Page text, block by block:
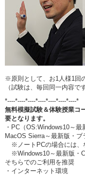
※原則として、お1人様1回
（試験は、毎回同一内容です
*----*----*----*----*----*----*----*
無料模擬試験＆体験授業コ
要となります。
・PC（OS:Windows10～
MacOS Sierra～最新版・
※ノートPCの場合には、
※Windows10～最新版・
そちらでのご利用を推奨
・インターネット環境